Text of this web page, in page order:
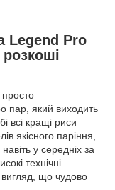
Legend Pro
розкоші
пар, який виходить
всі кращі риси
якісного паріння,
у середніх за
технічні
вигляд, що чудово